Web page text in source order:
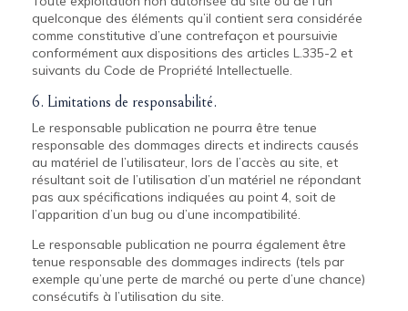
quelconque des éléments qu’il contient sera considérée
comme constitutive d’une contrefaçon et poursuivie
conformément aux dispositions des articles L.335-2 et
suivants du Code de Propriété Intellectuelle.
6. Limitations de responsabilité.
Le responsable publication ne pourra être tenue
responsable des dommages directs et indirects causés
au matériel de l’utilisateur, lors de l’accès au site, et
résultant soit de l’utilisation d’un matériel ne répondant
pas aux spécifications indiquées au point 4, soit de
l’apparition d’un bug ou d’une incompatibilité.
Le responsable publication ne pourra également être
tenue responsable des dommages indirects (tels par
exemple qu’une perte de marché ou perte d’une chance)
consécutifs à l’utilisation du site.